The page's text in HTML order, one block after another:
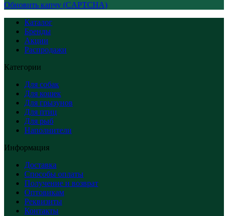
Обновить капчу (CAPTCHA)
Каталог
Бренды
Акции
Распродажи
Категории
Для собак
Для кошек
Для грызунов
Для птиц
Для рыб
Наполнители
Информация
Доставка
Способы оплаты
Получение и возврат
Оптовикам
Реквизиты
Контакты